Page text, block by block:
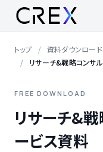
トップ
資料ダウンロード
リサーチ&戦略コンサ
FREE DOWNLOAD
リサーチ&
ービス資料